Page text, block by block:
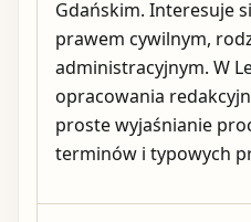
Gdańskim. Interesuje
prawem cywilnym,
administracyjnym. W
opracowania
proste wyjaśnianie
terminów i typowych